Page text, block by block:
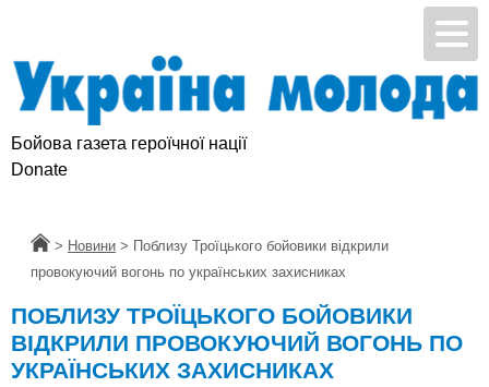
Бойова газета героїчної нації
Donate
Головна
> Новини > Поблизу Троїцького бойовики відкрили
провокуючий вогонь по українських захисниках
ПОБЛИЗУ ТРОЇЦЬКОГО БОЙОВИКИ
ВІДКРИЛИ ПРОВОКУЮЧИЙ ВОГОНЬ ПО
УКРАЇНСЬКИХ ЗАХИСНИКАХ